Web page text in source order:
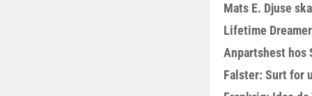
Mats E. Djuse
Lifetime
Anpartshest hos
Falster: Surt for